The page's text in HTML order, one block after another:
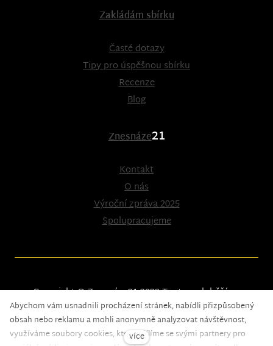
Zakládám sbírku
Časté dotazy
Tipy pro úspěšnou sbírku
Recenze
Blog
Znesnáze21
Kontakt
O nás
Výroční zpráva 2025
Spolupracujeme
Copyright © Znesnáze21 2023Tento web běží na
solidpixels.
Abychom vám usnadnili procházení stránek, nabídli přizpůsobený
obsah nebo reklamu a mohli anonymně analyzovat návštěvnost,
využíváme soubory cookies, které sdílíme se svými partnery pro
více